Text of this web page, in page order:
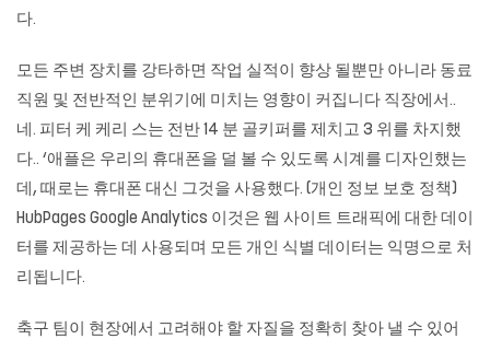
다.
모든 주변 장치를 강타하면 작업 실적이 향상 될뿐만 아니라 동료
직원 및 전반적인 분위기에 미치는 영향이 커집니다 직장에서..
네. 피터 케 케리 스는 전반 14 분 골키퍼를 제치고 3 위를 차지했
다.. ‘애플은 우리의 휴대폰을 덜 볼 수 있도록 시계를 디자인했는
데, 때로는 휴대폰 대신 그것을 사용했다. (개인 정보 보호 정책)
HubPages Google Analytics 이것은 웹 사이트 트래픽에 대한 데이
터를 제공하는 데 사용되며 모든 개인 식별 데이터는 익명으로 처
리됩니다.
축구 팀이 현장에서 고려해야 할 자질을 정확히 찾아 낼 수 있어